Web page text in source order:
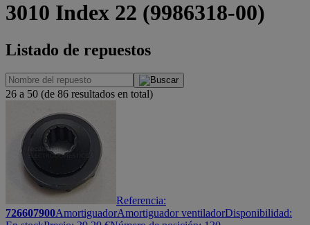
3010 Index 22 (9986318-00)
Listado de repuestos
26 a 50 (de 86 resultados en total)
Referencia:
726607900AmortiguadorAmortiguador ventiladorDisponibilidad: